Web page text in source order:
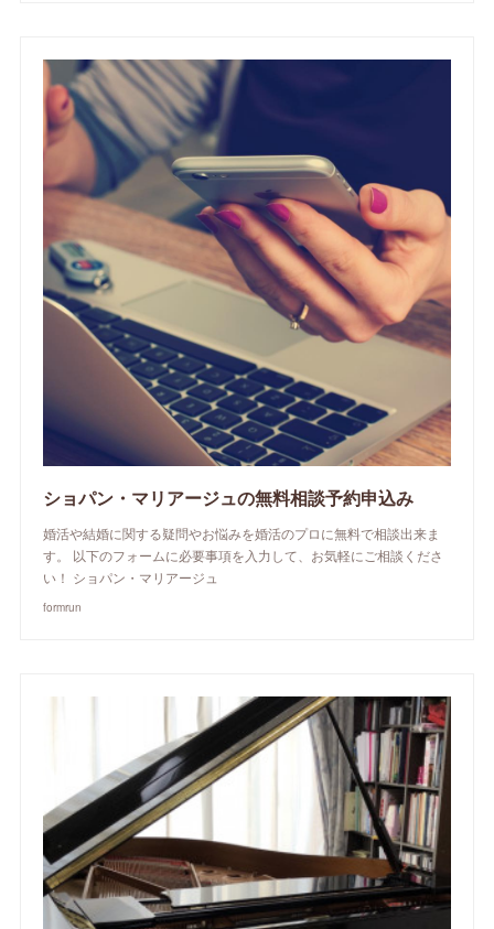
ショパン・マリアージュの無料相談予約申込み
婚活や結婚に関する疑問やお悩みを婚活のプロに無料で相談出来ま
す。 以下のフォームに必要事項を入力して、お気軽にご相談くださ
い！ ショパン・マリアージュ
formrun